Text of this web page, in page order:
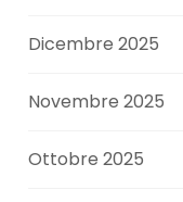
Dicembre 2025
Novembre 2025
Ottobre 2025